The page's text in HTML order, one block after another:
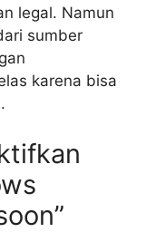
legal. Namun
sumber
karena bisa